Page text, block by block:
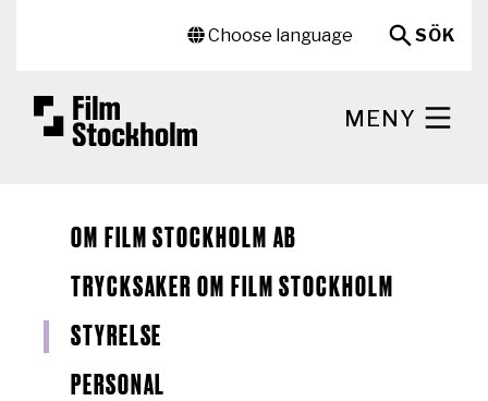
Choose language
SÖK
MENY
OM FILM STOCKHOLM AB
TRYCKSAKER OM FILM STOCKHOLM
STYRELSE
PERSONAL